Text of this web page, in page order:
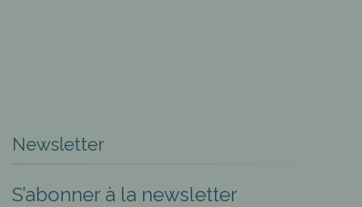
Newsletter
S’abonner à la newsletter